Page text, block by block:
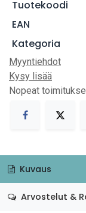
Tuotekoodi
EAN
Kategoria
Myyntiehdot
Kysy lisää
Nopeat
Kuvaus
Arvostelut &